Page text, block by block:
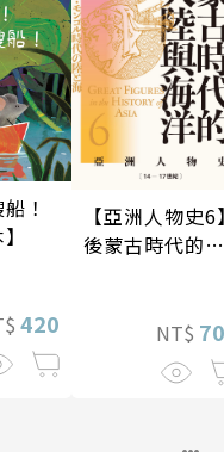
！
420
【亞洲人物史6
後蒙古時代的大
NT$